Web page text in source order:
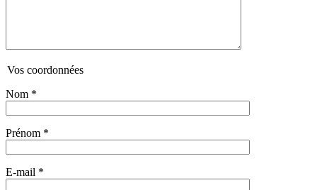
Vos coordonnées
Nom *
Prénom *
E-mail *